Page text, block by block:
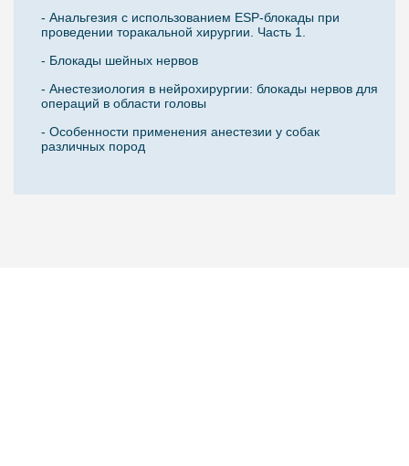
- Анальгезия с использованием ESP-блокады при
проведении торакальной хирургии. Часть 1.
- Блокады шейных нервов
- Анестезиология в нейрохирургии: блокады нервов для
операций в области головы
- Особенности применения анестезии у собак
различных пород